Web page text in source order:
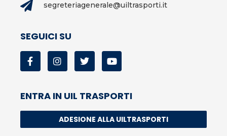
segreteriagenerale@uiltrasporti.it
SEGUICI SU
ENTRA IN UIL TRASPORTI
ADESIONE ALLA UILTRASPORTI